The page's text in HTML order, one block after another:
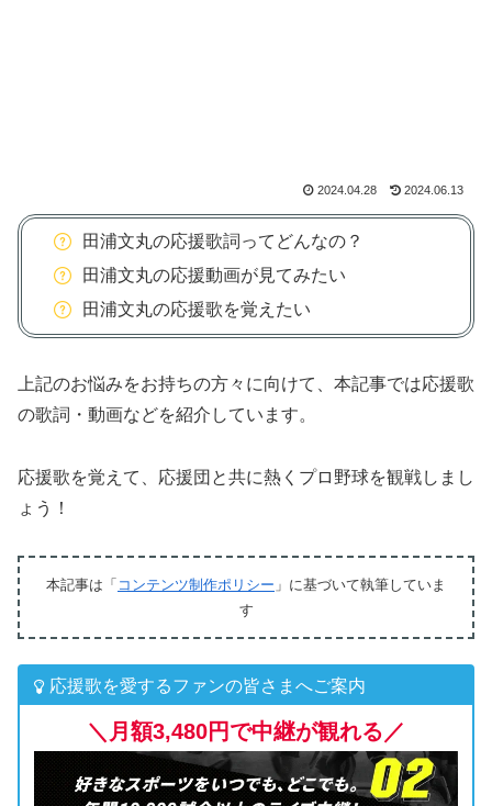
2024.04.28 2024.06.13
田浦文丸の応援歌詞ってどんなの？
田浦文丸の応援動画が見てみたい
田浦文丸の応援歌を覚えたい
上記のお悩みをお持ちの方々に向けて、本記事では応援歌
の歌詞・動画などを紹介しています。
応援歌を覚えて、応援団と共に熱くプロ野球を観戦しまし
ょう！
本記事は「 コンテンツ制作ポリシー 」に基づいて執筆していま
す
応援歌を愛するファンの皆さまへご案内
＼月額3,480円で中継が観れる／